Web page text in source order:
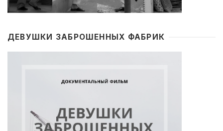
ДЕВУШКИ ЗАБРОШЕННЫХ ФАБРИК